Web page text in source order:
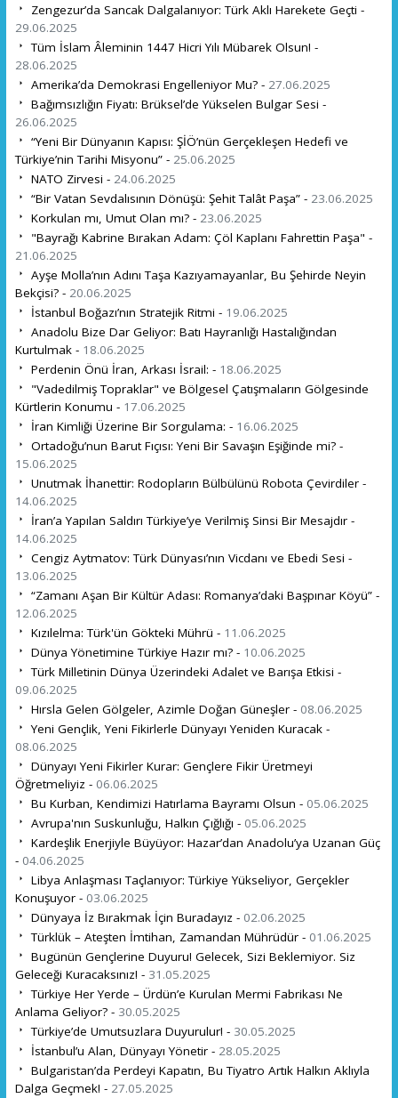
Zengezur’da Sancak Dalgalanıyor: Türk Aklı Harekete Geçti -
29.06.2025
Tüm İslam Âleminin 1447 Hicri Yılı Mübarek Olsun! -
28.06.2025
Amerika’da Demokrasi Engelleniyor Mu? - 27.06.2025
Bağımsızlığın Fiyatı: Brüksel’de Yükselen Bulgar Sesi -
26.06.2025
“Yeni Bir Dünyanın Kapısı: ŞİÖ’nün Gerçekleşen Hedefi ve
Türkiye’nin Tarihi Misyonu” - 25.06.2025
NATO Zirvesi - 24.06.2025
“Bir Vatan Sevdalısının Dönüşü: Şehit Talât Paşa” - 23.06.2025
Korkulan mı, Umut Olan mı? - 23.06.2025
"Bayrağı Kabrine Bırakan Adam: Çöl Kaplanı Fahrettin Paşa" -
21.06.2025
Ayşe Molla’nın Adını Taşa Kazıyamayanlar, Bu Şehirde Neyin
Bekçisi? - 20.06.2025
İstanbul Boğazı’nın Stratejik Ritmi - 19.06.2025
Anadolu Bize Dar Geliyor: Batı Hayranlığı Hastalığından
Kurtulmak - 18.06.2025
Perdenin Önü İran, Arkası İsrail: - 18.06.2025
"Vadedilmiş Topraklar" ve Bölgesel Çatışmaların Gölgesinde
Kürtlerin Konumu - 17.06.2025
İran Kimliği Üzerine Bir Sorgulama: - 16.06.2025
Ortadoğu’nun Barut Fıçısı: Yeni Bir Savaşın Eşiğinde mi? -
15.06.2025
Unutmak İhanettir: Rodopların Bülbülünü Robota Çevirdiler -
14.06.2025
İran’a Yapılan Saldırı Türkiye’ye Verilmiş Sinsi Bir Mesajdır -
14.06.2025
Cengiz Aytmatov: Türk Dünyası’nın Vicdanı ve Ebedi Sesi -
13.06.2025
“Zamanı Aşan Bir Kültür Adası: Romanya’daki Başpınar Köyü” -
12.06.2025
Kızılelma: Türk'ün Gökteki Mührü - 11.06.2025
Dünya Yönetimine Türkiye Hazır mı? - 10.06.2025
Türk Milletinin Dünya Üzerindeki Adalet ve Barışa Etkisi -
09.06.2025
Hırsla Gelen Gölgeler, Azimle Doğan Güneşler - 08.06.2025
Yeni Gençlik, Yeni Fikirlerle Dünyayı Yeniden Kuracak -
08.06.2025
Dünyayı Yeni Fikirler Kurar: Gençlere Fikir Üretmeyi
Öğretmeliyiz - 06.06.2025
Bu Kurban, Kendimizi Hatırlama Bayramı Olsun - 05.06.2025
Avrupa'nın Suskunluğu, Halkın Çığlığı - 05.06.2025
Kardeşlik Enerjiyle Büyüyor: Hazar’dan Anadolu’ya Uzanan Güç
- 04.06.2025
Libya Anlaşması Taçlanıyor: Türkiye Yükseliyor, Gerçekler
Konuşuyor - 03.06.2025
Dünyaya İz Bırakmak İçin Buradayız - 02.06.2025
Türklük – Ateşten İmtihan, Zamandan Mührüdür - 01.06.2025
Bugünün Gençlerine Duyuru! Gelecek, Sizi Beklemiyor. Siz
Geleceği Kuracaksınız! - 31.05.2025
Türkiye Her Yerde – Ürdün’e Kurulan Mermi Fabrikası Ne
Anlama Geliyor? - 30.05.2025
Türkiye’de Umutsuzlara Duyurulur! - 30.05.2025
İstanbul’u Alan, Dünyayı Yönetir - 28.05.2025
Bulgaristan’da Perdeyi Kapatın, Bu Tiyatro Artık Halkın Aklıyla
Dalga Geçmek! - 27.05.2025